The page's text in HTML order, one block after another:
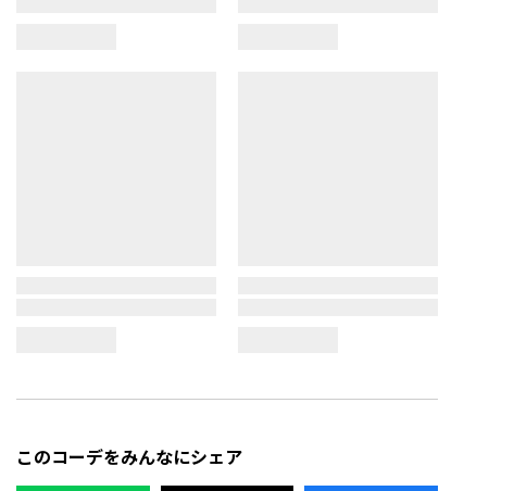
人ブラック」
ルーム
”暮らし上手”が叶う心地よい新生活一人暮らしワン
2026.01.22 UP
このコーデをみんなにシェア